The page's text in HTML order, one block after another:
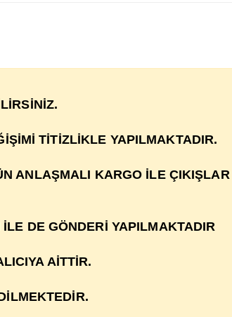
TİTİZLİKLE YAPILMAKTADIR.
ANLAŞMALI KARGO İLE ÇIKIŞLAR
DE GÖNDERİ YAPILMAKTADIR
AİTTİR.